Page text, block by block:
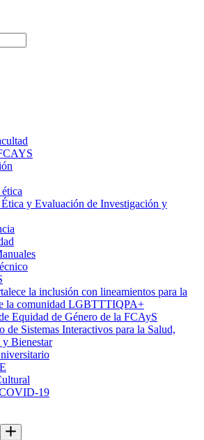
y Evaluación de Investigación y
la inclusión con lineamientos para la
la comunidad LGBTTTIQPA+
Equidad de Género de la FCAyS
de Sistemas Interactivos para la Salud,
Bienestar
19